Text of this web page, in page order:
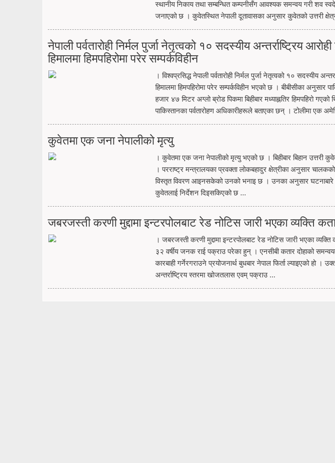
स्थानीय निकाय तथा सम्बन्धित कम्पनीसँग आवश्यक समन्वय गरी शव
जनाएको छ । कुवेतस्थित नेपाली दूतावासका अनुसार कुवेतको उत्तरी
नेपाली पर्वतारोही निर्मल पुर्जा नेतृत्वको १० सदस्यीय अन्तर्राष्ट्रिय
हिमालमा हिमपहिरोमा परेर सम्पर्कविहीन
। विश्वप्रसिद्ध नेपाली पर्वतारोही निर्मल पुर्जा नेतृत्वको १० सदस्यीय
हिमालमा हिमपहिरोमा परेर सम्पर्कविहीन भएको छ । बीबीसीका
हजार ४७ मिटर अग्लो ब्रोड पिकमा बिहीबार मध्याह्नतिर हिमपहिरो
पाकिस्तानका पर्वतारोहण अधिकारीहरूले बताएका छन् । टोलीमा एक
कुवेतमा एक जना नेपालीको मृत्यु
। कुवेतमा एक जना नेपालीको मृत्यु भएको छ । बिहीबार बिहान उत्तरी
। परराष्ट्र मन्त्रालयका प्रवक्ता लोकबहादुर क्षेत्रीका अनुसार
विस्तृत विवरण आइनसकेको उनको भनाइ छ । उनका अनुसार घटनाबारे
कुवेतलाई निर्देशन दिइसकिएको छ ...
जबरजस्ती करणी मुद्दामा इन्टरपोलबाट रेड नोटिस जारी भएका व्यक्ति
। जबरजस्ती करणी मुद्दामा इन्टरपोलबाट रेड नोटिस जारी भएका
३२ वर्षीय जनक राई पक्राउ परेका हुन् । एनसीबी कतार दोहाको
कारबाही गर्नेरगराउने प्रयोजनार्थ बुधबार नेपाल फिर्ता ल्याइएको हो ।
अन्तर्राष्ट्रिय स्तरमा खोजतलास एवम् पक्राउ ...